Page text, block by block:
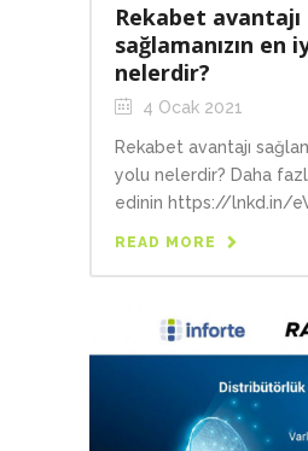
Rekabet avantajı
sağlamanızın en
nelerdir?
4 Ocak 2021
Rekabet avantajı
yolu nelerdir? Daha
edinin https://lnkd.in/
READ MORE